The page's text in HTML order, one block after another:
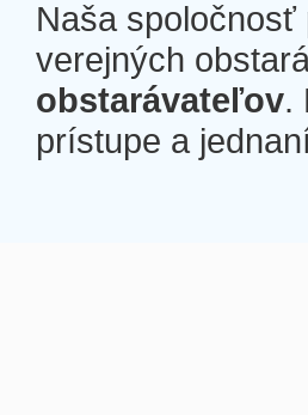
Naša
verejných
obstarávateľov.
prístupe a